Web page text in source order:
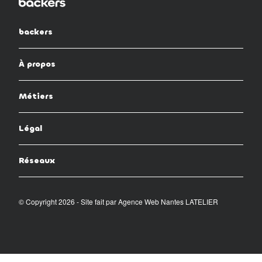
backers
À propos
Métiers
Légal
Réseaux
© Copyright 2026 - Site fait parAgence Web Nantes LATELIER